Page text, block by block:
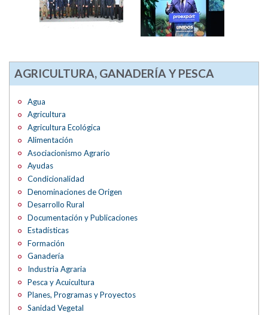
AGRICULTURA, GANADERÍA Y PESCA
Agua
Agricultura
Agricultura Ecológica
Alimentación
Asociacionismo Agrario
Ayudas
Condicionalidad
Denominaciones de Origen
Desarrollo Rural
Documentación y Publicaciones
Estadísticas
Formación
Ganadería
Industria Agraria
Pesca y Acuicultura
Planes, Programas y Proyectos
Sanidad Vegetal